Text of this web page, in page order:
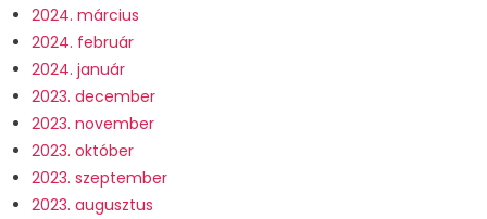
2024. március
2024. február
2024. január
2023. december
2023. november
2023. október
2023. szeptember
2023. augusztus